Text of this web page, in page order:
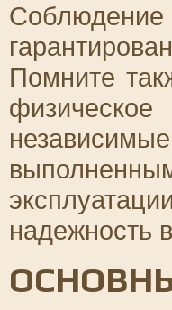
Соблюдение
Помните
надежность